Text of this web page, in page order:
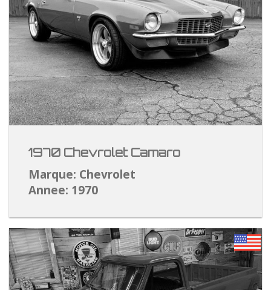
1970 Chevrolet Camaro
Marque: Chevrolet
Annee: 1970